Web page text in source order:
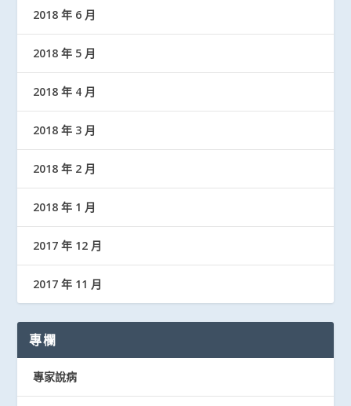
2018 年 6 月
2018 年 5 月
2018 年 4 月
2018 年 3 月
2018 年 2 月
2018 年 1 月
2017 年 12 月
2017 年 11 月
專欄
專家說病